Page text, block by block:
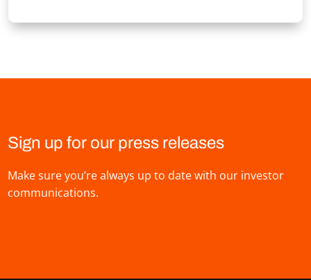
Sign up for our press releases
Make sure you’re always up to date with our investor
communications.